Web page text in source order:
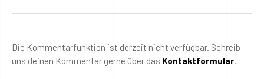
Die Kommentarfunktion ist derzeit nicht verfügbar. Schreib
uns deinen Kommentar gerne über das Kontaktformular.